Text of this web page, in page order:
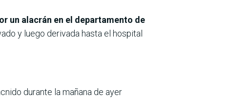
un alacrán en el departamento de
y luego derivada hasta el hospital
durante la mañana de ayer